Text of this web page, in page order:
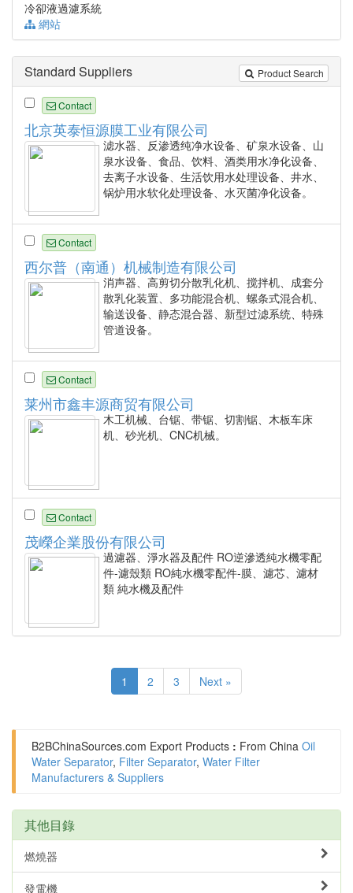
冷卻液過濾系統
網站
Product Search
Standard Suppliers
Contact
北京英泰恒源膜工业有限公司
滤水器、反渗透纯净水设备、矿泉水设备、山
泉水设备、食品、饮料、酒类用水净化设备、
去离子水设备、生活饮用水处理设备、井水、
锅炉用水软化处理设备、水灭菌净化设备。
Contact
西尔普（南通）机械制造有限公司
消声器、高剪切分散乳化机、搅拌机、成套分
散乳化装置、多功能混合机、螺条式混合机、
输送设备、静态混合器、新型过滤系统、特殊
管道设备。
Contact
莱州市鑫丰源商贸有限公司
木工机械、台锯、带锯、切割锯、木板车床
机、砂光机、CNC机械。
Contact
茂嶸企業股份有限公司
過濾器、淨水器及配件 RO逆滲透純水機零配
件-濾殼類 RO純水機零配件-膜、濾芯、濾材
類 純水機及配件
1 2 3 Next »
B2BChinaSources.com Export Products : From China Oil
Water Separator, Filter Separator, Water Filter
Manufacturers & Suppliers
其他目錄
燃燒器
發電機